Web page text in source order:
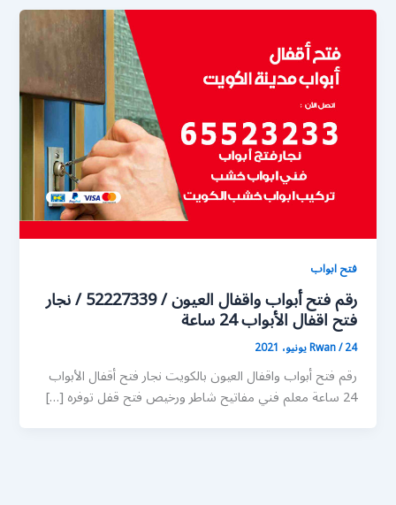
فتح ابواب
رقم فتح أبواب واقفال العيون / 52227339 / نجار
فتح اقفال الأبواب 24 ساعة
Rwan/24 يونيو، 2021
رقم فتح أبواب واقفال العيون بالكويت نجار فتح أقفال الأبواب
24 ساعة معلم فني مفاتيح شاطر ورخيص فتح قفل توفره […]